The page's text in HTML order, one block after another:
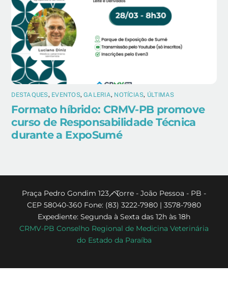
DESTAQUES, EVENTOS,GALERIA, NOTÍCIAS, ÚLTIMAS
Formato híbrido: CRMV-PB promove
curso de Responsabilidade Técnica
durante a ExpoSumé
Back
To
Top
Praça Pedro Gondim 123 - Torre - João Pessoa - PB -
CEP 58040-360 Fone: (83) 3222-7980 | 3578-7980
Expediente: Segunda à Sexta das 12h às 18h
CRMV-PB Conselho Regional de Medicina Veterinária
do Estado da Paraíba